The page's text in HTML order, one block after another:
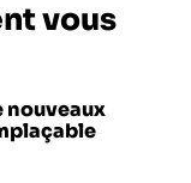
vous
nouveaux